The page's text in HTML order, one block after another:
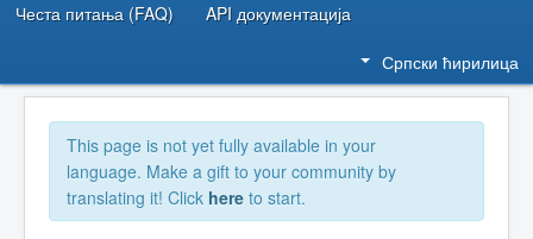
Честа питања (FAQ) API документација
Српски ћирилица
This page is not yet fully available in your
language. Make a gift to your community by
translating it! Click here to start.